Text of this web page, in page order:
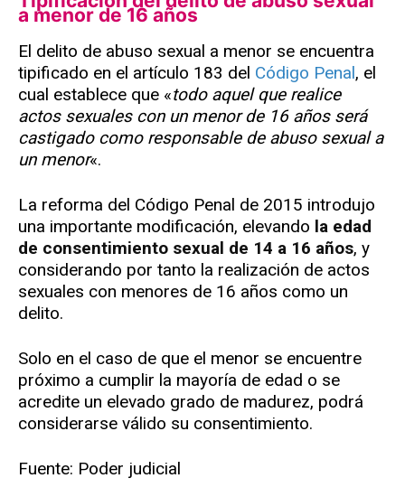
a menor de 16 años
El delito de abuso sexual a menor se encuentra
tipificado en el artículo 183 del Código Penal, el
cual establece que «todo aquel que realice
actos sexuales con un menor de 16 años será
castigado como responsable de abuso sexual a
un menor«.
La reforma del Código Penal de 2015 introdujo
una importante modificación, elevando la edad
de consentimiento sexual de 14 a 16 años, y
considerando por tanto la realización de actos
sexuales con menores de 16 años como un
delito.
Solo en el caso de que el menor se encuentre
próximo a cumplir la mayoría de edad o se
acredite un elevado grado de madurez, podrá
considerarse válido su consentimiento.
Fuente: Poder judicial